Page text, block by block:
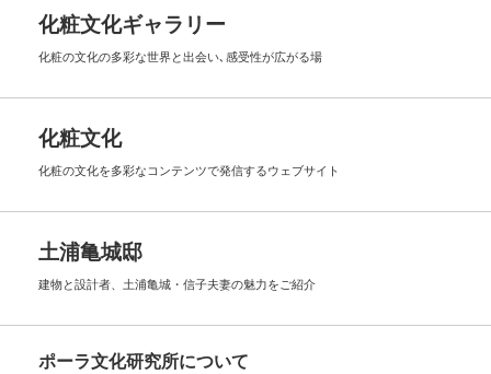
化粧文化ギャラリー
化粧の文化の多彩な世界と出会い､ 感受性が広がる場
化粧文化
化粧の文化を多彩なコンテンツで発信するウェブサイト
土浦亀城邸
建物と設計者、土浦亀城・信子夫妻の魅力をご紹介
ポーラ文化研究所について